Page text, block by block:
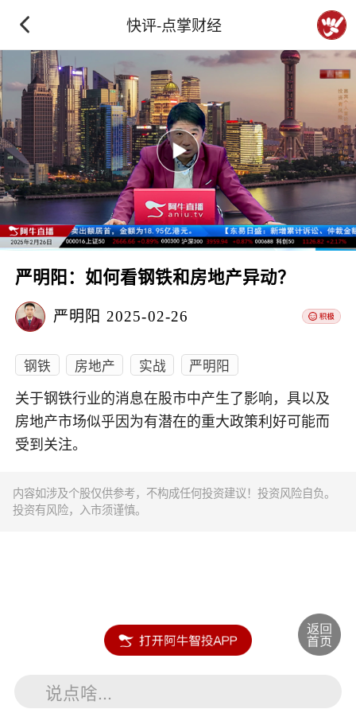
快评-点掌财经
严明阳：如何看钢铁和房地产异动？
严明阳 2025-02-26
钢铁 房地产 实战 严明阳
关于钢铁行业的消息在股市中产生了影响，具以及
房地产市场似乎因为有潜在的重大政策利好可能而
受到关注。
内容如涉及个股仅供参考，不构成任何投资建议！投资风险自负。
投资有风险，入市须谨慎。
说点啥...